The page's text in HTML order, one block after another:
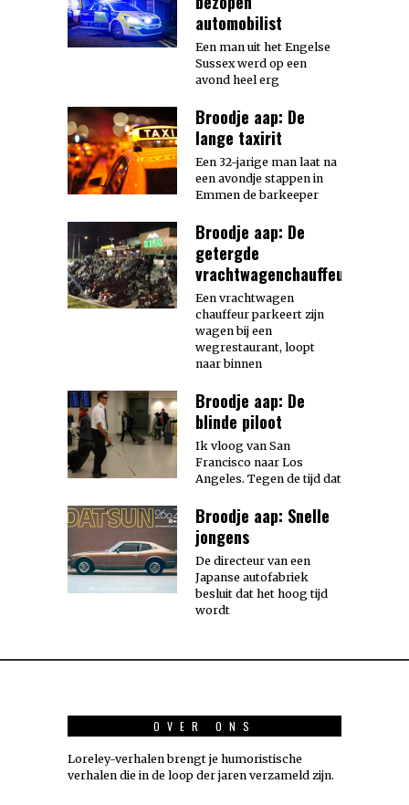
automobilist
Een man uit het Engelse
Sussex werd op een
avond heel erg
Broodje aap: De
lange taxirit
Een 32-jarige man laat na
een avondje stappen in
Emmen de barkeeper
Broodje aap: De
getergde
vrachtwagenchauffeur
Een vrachtwagen
chauffeur parkeert zijn
wagen bij een
wegrestaurant, loopt
naar binnen
Broodje aap: De
blinde piloot
Ik vloog van San
Francisco naar Los
Angeles. Tegen de tijd dat
Broodje aap: Snelle
jongens
De directeur van een
Japanse autofabriek
besluit dat het hoog tijd
wordt
OVER ONS
Loreley-verhalen brengt je humoristische
verhalen die in de loop der jaren verzameld zijn.